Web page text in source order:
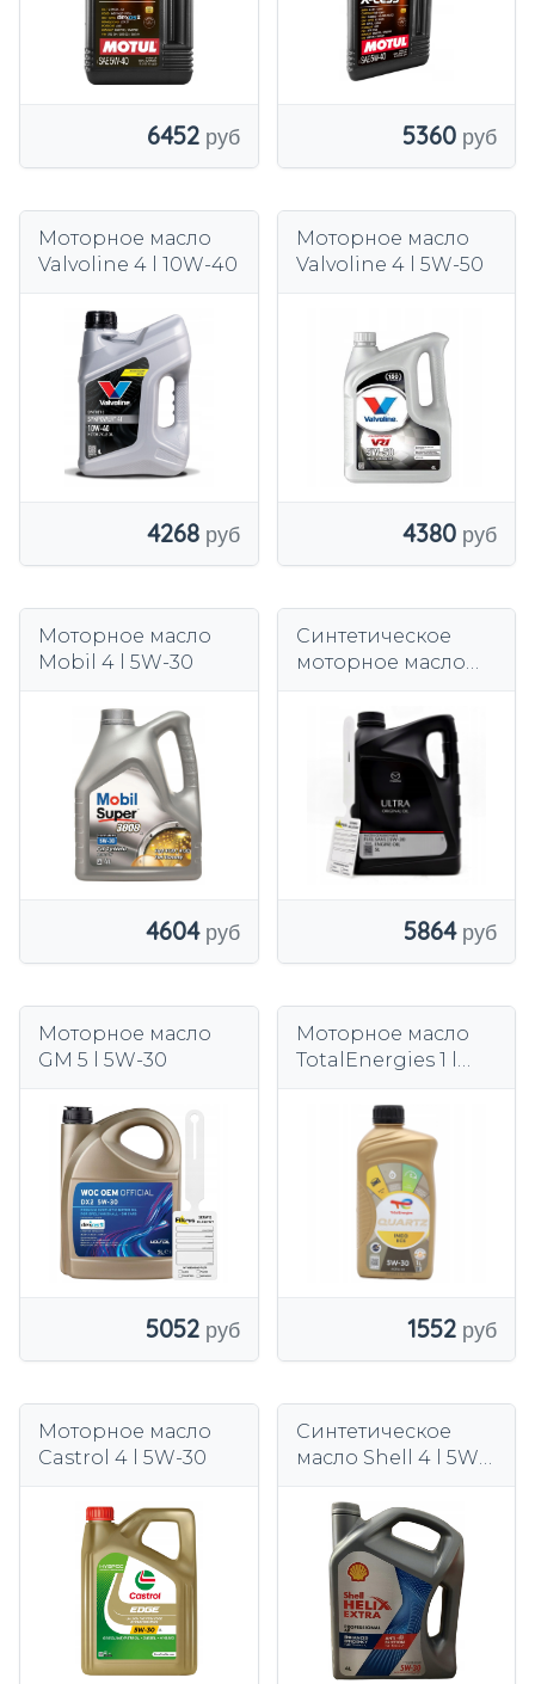
6452 5360
Моторное масло
Valvoline 4 l 10W-40
4268
Моторное масло
Valvoline 4 l 5W-50
4380
Моторное масло
Mobil 4 l 5W-30
4604
Синтетическое
моторное масло
5864
Моторное масло
GM 5 l 5W-30
5052
Моторное масло
TotalEnergies 1 l
1552
Моторное масло
Castrol 4 l 5W-30
Синтетическое
масло Shell 4 l 5W-